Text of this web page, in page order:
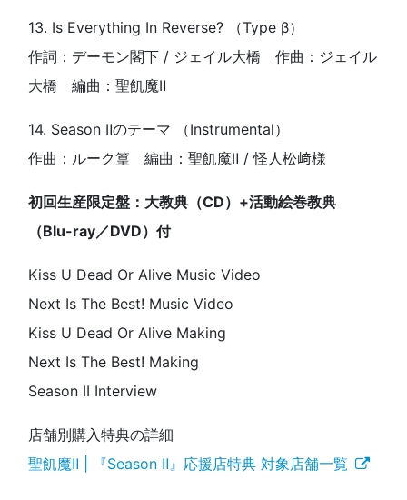
13. Is Everything In Reverse? （Type β）
作詞：デーモン閣下 / ジェイル大橋 作曲：ジェイル
大橋 編曲：聖飢魔Ⅱ
14. Season Ⅱのテーマ （Instrumental）
作曲：ルーク篁 編曲：聖飢魔Ⅱ / 怪人松﨑様
初回生産限定盤：大教典（CD）+活動絵巻教典
（Blu-ray／DVD）付
Kiss U Dead Or Alive Music Video
Next Is The Best! Music Video
Kiss U Dead Or Alive Making
Next Is The Best! Making
Season II Interview
店舗別購入特典の詳細
聖飢魔Ⅱ | 『Season Ⅱ』応援店特典 対象店舗一覧